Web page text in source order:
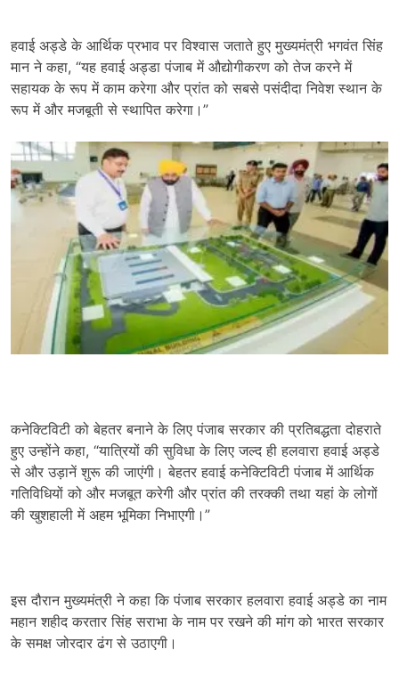
हवाई अड्डे के आर्थिक प्रभाव पर विश्वास जताते हुए मुख्यमंत्री भगवंत सिंह
मान ने कहा, “यह हवाई अड्डा पंजाब में औद्योगीकरण को तेज करने में
सहायक के रूप में काम करेगा और प्रांत को सबसे पसंदीदा निवेश स्थान के
रूप में और मजबूती से स्थापित करेगा।”
कनेक्टिविटी को बेहतर बनाने के लिए पंजाब सरकार की प्रतिबद्धता दोहराते
हुए उन्होंने कहा, “यात्रियों की सुविधा के लिए जल्द ही हलवारा हवाई अड्डे
से और उड़ानें शुरू की जाएंगी। बेहतर हवाई कनेक्टिविटी पंजाब में आर्थिक
गतिविधियों को और मजबूत करेगी और प्रांत की तरक्की तथा यहां के लोगों
की खुशहाली में अहम भूमिका निभाएगी।”
इस दौरान मुख्यमंत्री ने कहा कि पंजाब सरकार हलवारा हवाई अड्डे का नाम
महान शहीद करतार सिंह सराभा के नाम पर रखने की मांग को भारत सरकार
के समक्ष जोरदार ढंग से उठाएगी।